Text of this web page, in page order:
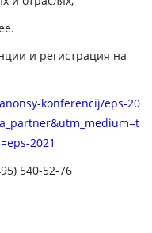
и регистрация на
konferencij/eps-20
2021
540-52-76